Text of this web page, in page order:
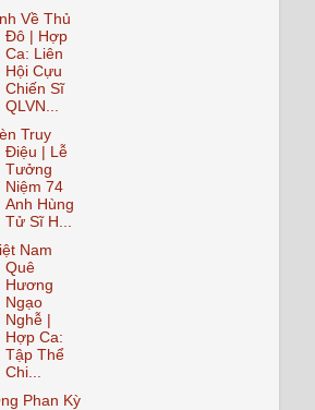
Về Thủ
Ðô | Hợp
Ca: Liên
Hội Cựu
Chiến Sĩ
QLVN...
Truy
Điệu | Lễ
Tưởng
Niệm 74
Anh Hùng
Tử Sĩ H...
Nam
Quê
Hương
Ngạo
Nghễ |
Hợp Ca:
Tập Thể
Chi...
Phan Kỳ